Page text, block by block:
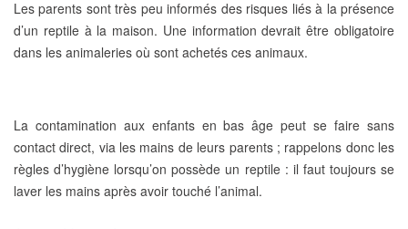
Les parents sont très peu informés des risques liés à la présence
d’un reptile à la maison. Une information devrait être obligatoire
dans les animaleries où sont achetés ces animaux.
La contamination aux enfants en bas âge peut se faire sans
contact direct, via les mains de leurs parents ; rappelons donc les
règles d’hygiène lorsqu’on possède un reptile : il faut toujours se
laver les mains après avoir touché l’animal.